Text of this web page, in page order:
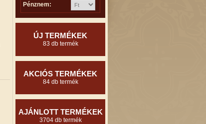
Pénznem:
ÚJ TERMÉKEK
83 db termék
AKCIÓS TERMÉKEK
84 db termék
AJÁNLOTT TERMÉKEK
3704 db termék